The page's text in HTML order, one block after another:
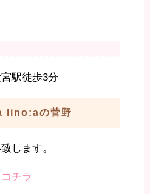
駅徒歩3分
lino:aの菅野
します。
コチラ